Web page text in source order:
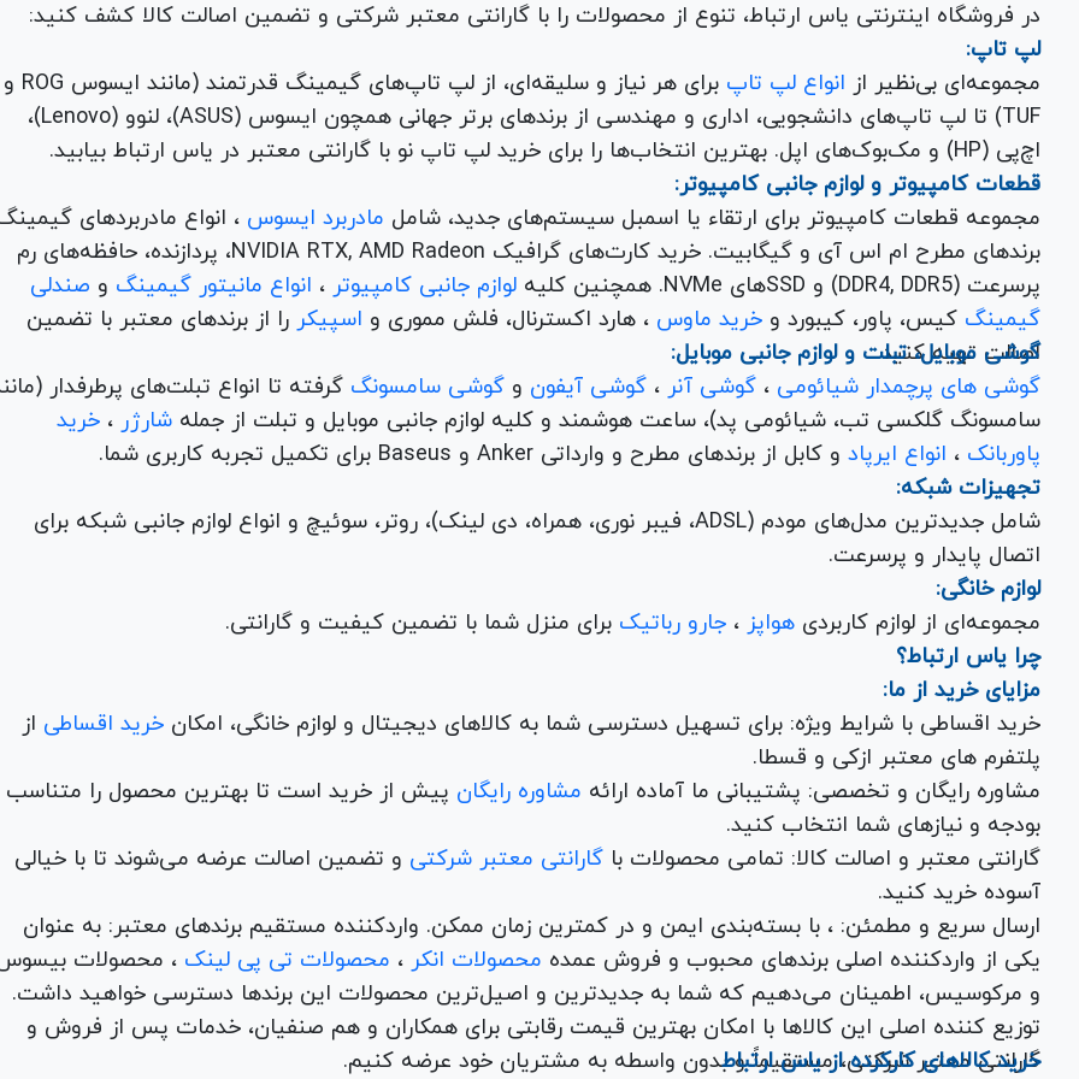
در فروشگاه اینترنتی یاس ارتباط، تنوع از محصولات را با گارانتی معتبر شرکتی و تضمین اصالت کالا کشف کنید:
لپ تاپ:
مجموعه‌ای بی‌نظیر از انواع لپ تاپ
برای هر نیاز و سلیقه‌ای، از لپ تاپ‌های گیمینگ قدرتمند (مانند ایسوس ROG و
TUF) تا لپ تاپ‌های دانشجویی، اداری و مهندسی از برندهای برتر جهانی همچون ایسوس (ASUS)، لنوو (Lenovo)،
اچ‌پی (HP) و مک‌بوک‌های اپل. بهترین انتخاب‌ها را برای خرید لپ تاپ نو با گارانتی معتبر در یاس ارتباط بیابید.
قطعات کامپیوتر و لوازم جانبی کامپیوتر:
مجموعه قطعات کامپیوتر برای ارتقاء یا اسمبل سیستم‌های جدید، شامل مادربرد ایسوس ، انواع مادربردهای
برندهای مطرح ام اس آی و گیگابیت. خرید کارت‌های گرافیک NVIDIA RTX, AMD Radeon، پردازنده‌، حافظه‌های رم
پرسرعت (DDR4, DDR5) و SSDهای NVMe. همچنین کلیه
لوازم جانبی کامپیوتر ، انواع مانیتور گیمینگ
صندلی
گیمینگ کیس، پاور، کیبورد و خرید ماوس ، هارد اکسترنال، فلش مموری و اسپیکر را از برندهای معتبر با تضمین
اصالت تهیه کنید.
گوشی موبایل، تبلت و لوازم جانبی موبایل:
گوشی های پرچمدار شیائومی ، گوشی آنر ، گوشی آیفون گوشی سامسونگ گرفته تا انواع تبلت‌های پرطرفدار
سامسونگ گلکسی تب، شیائومی پد)، ساعت هوشمند و کلیه لوازم جانبی موبایل و تبلت از جملهشارژر ، خرید
پاوربانک ، انواع ایرپاد
تجهیزات شبکه:
شامل جدیدترین مدل‌های مودم (ADSL، فیبر نوری، همراه، دی لینک)، روتر، سوئیچ و انواع لوازم جانبی شبکه برای
اتصال پایدار و پرسرعت.
لوازم خانگی:
مجموعه‌ای از لوازم کاربردیهواپز ، جارو رباتیک برای منزل شما با تضمین کیفیت و گارانتی.
چرا یاس ارتباط؟
مزایای خرید از ما:
خرید اقساطی با شرایط ویژه: برای تسهیل دسترسی شما به کالاهای دیجیتال و لوازم خانگی، امکانخرید اقساطی از
پلتفرم های معتبر ازکی و قسطا.
مشاوره رایگان و تخصصی: پشتیبانی ما آماده ارائه مشاوره رایگان پیش از خرید است تا بهترین محصول را متناسب
بودجه و نیازهای شما انتخاب کنید.
گارانتی معتبر و اصالت کالا: تمامی محصولات باگارانتی معتبر شرکتی و تضمین اصالت عرضه می‌شوند تا با خیالی
آسوده خرید کنید.
ارسال سریع و مطمئن: ، با بسته‌بندی ایمن و در کمترین زمان ممکن. واردکننده مستقیم برندهای معتبر: به عنوان
یکی از واردکننده اصلی برندهای محبوب و فروش عمده محصولات انکر ، محصولات تی پی لینک ، محصولات
و مرکوسیس، اطمینان می‌دهیم که شما به جدیدترین و اصیل‌ترین محصولات این برندها دسترسی خواهید داشت.
توزیع کننده اصلی این کالاها با امکان بهترین قیمت رقابتی برای همکاران و هم صنفیان، خدمات پس از فروش و
گارانتی معتبر شرکتی، مستقیماً و بدون واسطه به مشتریان خود عرضه کنیم.
خرید کالاهای کارکرده از یاس ارتباط